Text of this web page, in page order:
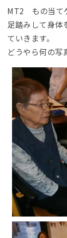
MT2 もの当て
足踏みして身体
ていきます。
どうやら何の写